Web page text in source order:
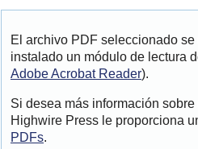
El archivo PDF seleccionado
instalado un módulo de lectura
Adobe Acrobat Reader).
Si desea más información
Highwire Press le proporciona
PDFs.